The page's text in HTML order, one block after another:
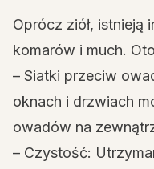
Oprócz ziół, istnieją
komarów i much.
– Siatki przeciw
oknach i drzwiach
owadów na
– Czystość: